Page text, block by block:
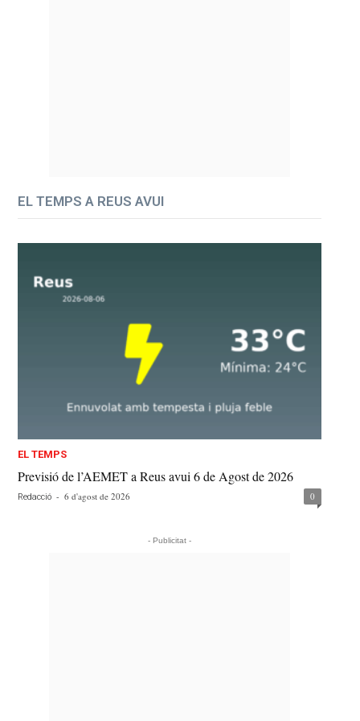
EL TEMPS A REUS AVUI
EL TEMPS
Previsió de l’AEMET a Reus avui 6 de Agost de 2026
Redacció - 6 d'agost de 2026 0
- Publicitat -